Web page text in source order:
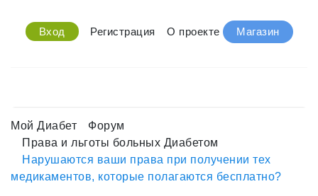
Вход Регистрация О проекте Магазин
Мой Диабет
Форум
Права и льготы больных Диабетом
Нарушаются ваши права при получении тех
медикаментов, которые полагаются бесплатно?